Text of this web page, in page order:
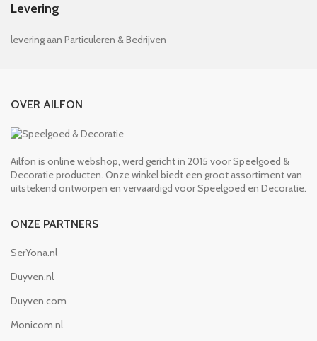
Levering
levering aan Particuleren & Bedrijven
OVER AILFON
Ailfon is online webshop, werd gericht in 2015 voor Speelgoed &
Decoratie producten. Onze winkel biedt een groot assortiment van
uitstekend ontworpen en vervaardigd voor Speelgoed en Decoratie.
ONZE PARTNERS
SerYona.nl
Duyven.nl
Duyven.com
Monicom.nl